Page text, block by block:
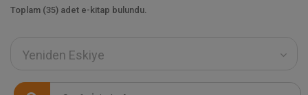
Toplam (35) adet e-kitap bulundu.
Yeniden Eskiye